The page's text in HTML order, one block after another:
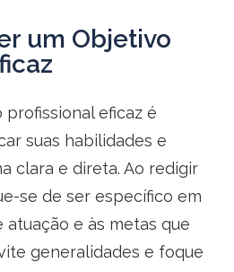
um Objetivo
eficaz é
suas habilidades e
clara e direta. Ao redigir
se de ser específico em
atuação e às metas que
generalidades e foque